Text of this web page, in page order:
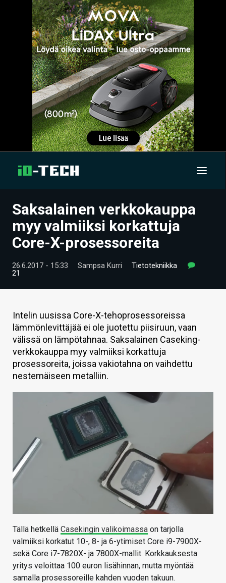
UUTISET
ARTIKKELIT
VIDEOT
HINTA.FI
KAUPPA
VAIHDA TEEMA
Saksalainen verkkokauppa
myy valmiiksi korkattuja
Core-X-prosessoreita
26.6.2017 - 15:33 Sampsa Kurri
Tietotekniikka
21
Intelin uusissa Core-X-tehoprosessoreissa
lämmönlevittäjää ei ole juotettu piisiruun, vaan
välissä on lämpötahnaa. Saksalainen Caseking-
verkkokauppa myy valmiiksi korkattuja
prosessoreita, joissa vakiotahna on vaihdettu
nestemäiseen metalliin.
Tällä hetkellä Casekingin valikoimassa on tarjolla
valmiiksi korkatut 10-, 8- ja 6-ytimiset Core i9-7900X-
sekä Core i7-7820X- ja 7800X-mallit. Korkkauksesta
yritys veloittaa 100 euron lisähinnan, mutta myöntää
samalla prosessoreille kahden vuoden takuun.